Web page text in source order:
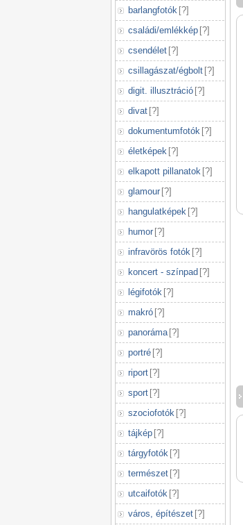
barlangfotók [?]
családi/emlékkép [?]
csendélet [?]
csillagászat/égbolt [?]
digit. illusztráció [?]
divat [?]
dokumentumfotók [?]
életképek [?]
elkapott pillanatok [?]
glamour [?]
hangulatképek [?]
humor [?]
infravörös fotók [?]
koncert - színpad [?]
légifotók [?]
makró [?]
panoráma [?]
portré [?]
riport [?]
sport [?]
szociofotók [?]
tájkép [?]
tárgyfotók [?]
természet [?]
utcaifotók [?]
város, építészet [?]